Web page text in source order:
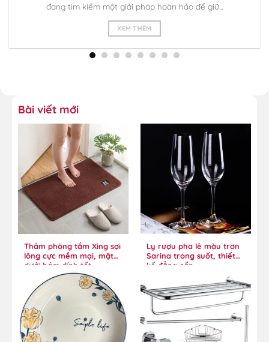
đang tìm kiếm một giải pháp hoàn hảo để giữ...
XEM THÊM
Bài viết mới
Thảm phòng tắm Xing sợi
lông cực mềm mại, mặt
dưới bám dính tốt
Ly rượu pha lê màu trơn
Sarina trong suốt, thiết
kế đẳng cấp